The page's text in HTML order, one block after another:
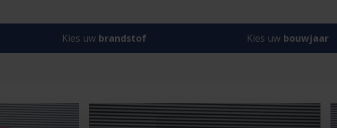
Kies uw brandstof Kies uw bouwjaar